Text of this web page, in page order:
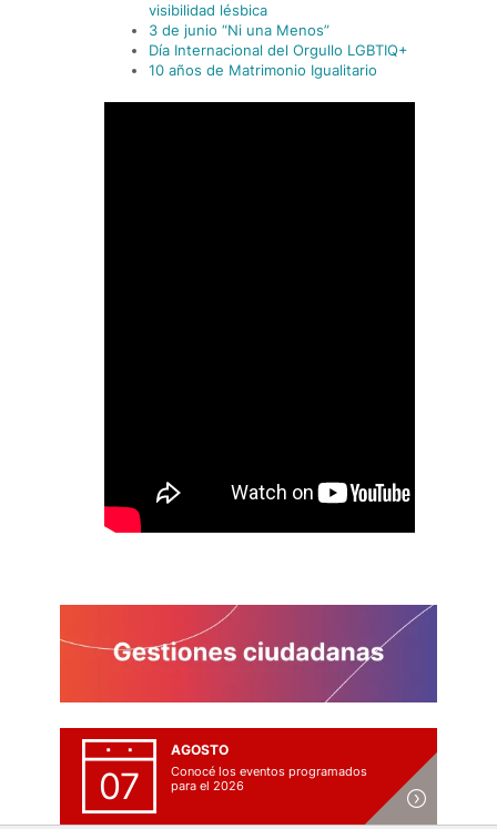
visibilidad lésbica
3 de junio “Ni una Menos”
Día Internacional del Orgullo LGBTIQ+
10 años de Matrimonio Igualitario
07
AGOSTO
Conocé los eventos programados
para el 2026